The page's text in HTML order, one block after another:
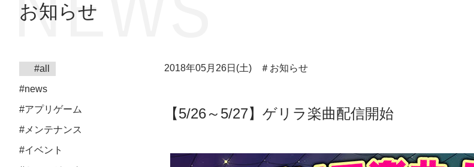
お知らせ
#all
#news
#アプリゲーム
#メンテナンス
#イベント
2018年05月26日(土) ＃お知らせ
【5/26～5/27】ゲリラ楽曲配信開始